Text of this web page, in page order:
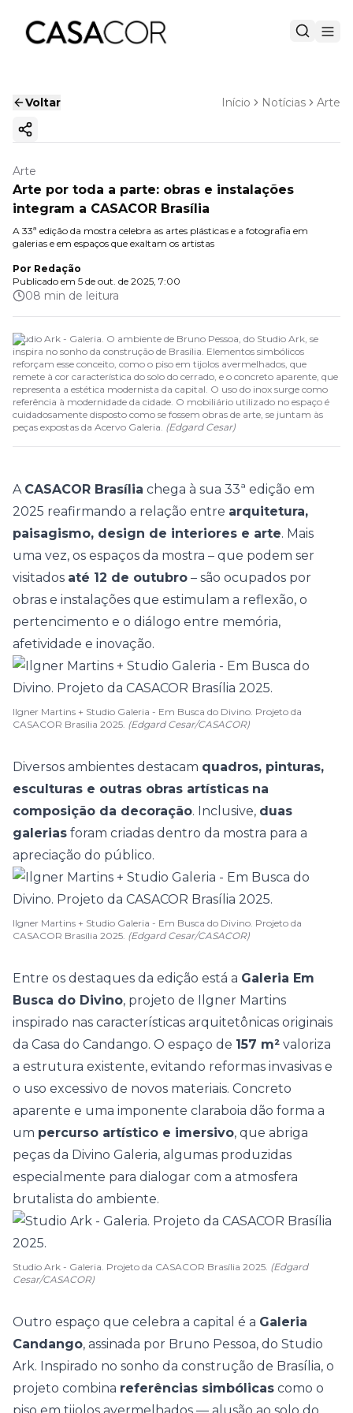
Voltar Início Notícias Arte
Copiar link
Arte
Arte por toda a parte: obras e instalações
integram a CASACOR Brasília
A 33ª edição da mostra celebra as artes plásticas e a fotografia em
galerias e em espaços que exaltam os artistas
Por Redação
Publicado em 5 de out. de 2025, 7:00
08 min de leitura
Studio Ark - Galeria. O ambiente de Bruno Pessoa, do Studio Ark, se
inspira no sonho da construção de Brasília. Elementos simbólicos
reforçam esse conceito, como o piso em tijolos avermelhados, que
remete à cor característica do solo do cerrado, e o concreto aparente, que
representa a estética modernista da capital. O uso do inox surge como
referência à modernidade da cidade. O mobiliário utilizado no espaço é
cuidadosamente disposto como se fossem obras de arte, se juntam às
peças expostas da Acervo Galeria. (Edgard Cesar)
A CASACOR Brasília chega à sua 33ª edição em
2025 reafirmando a relação entre arquitetura,
paisagismo, design de interiores e arte. Mais
uma vez, os espaços da mostra – que podem ser
visitados até 12 de outubro – são ocupados por
obras e instalações que estimulam a reflexão, o
pertencimento e o diálogo entre memória,
afetividade e inovação.
Ilgner Martins + Studio Galeria - Em Busca do Divino. Projeto da
CASACOR Brasília 2025. (Edgard Cesar/CASACOR)
Diversos ambientes destacam quadros, pinturas,
esculturas e outras obras artísticas na
composição da decoração. Inclusive, duas
galerias foram criadas dentro da mostra para a
apreciação do público.
Ilgner Martins + Studio Galeria - Em Busca do Divino. Projeto da
CASACOR Brasília 2025. (Edgard Cesar/CASACOR)
Entre os destaques da edição está a Galeria Em
Busca do Divino, projeto de Ilgner Martins
inspirado nas características arquitetônicas originais
da Casa do Candango. O espaço de 157 m² valoriza
a estrutura existente, evitando reformas invasivas e
o uso excessivo de novos materiais. Concreto
aparente e uma imponente claraboia dão forma a
um percurso artístico e imersivo, que abriga
peças da Divino Galeria, algumas produzidas
especialmente para dialogar com a atmosfera
brutalista do ambiente.
Studio Ark - Galeria. Projeto da CASACOR Brasília 2025. (Edgard
Cesar/CASACOR)
Outro espaço que celebra a capital é a Galeria
Candango, assinada por Bruno Pessoa, do Studio
Ark. Inspirado no sonho da construção de Brasília, o
projeto combina referências simbólicas como o